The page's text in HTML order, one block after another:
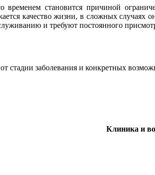
временем становится причиной
качество жизни, в сложных
и требуют постоянного
стадии заболевания и конкретных
Клиника и